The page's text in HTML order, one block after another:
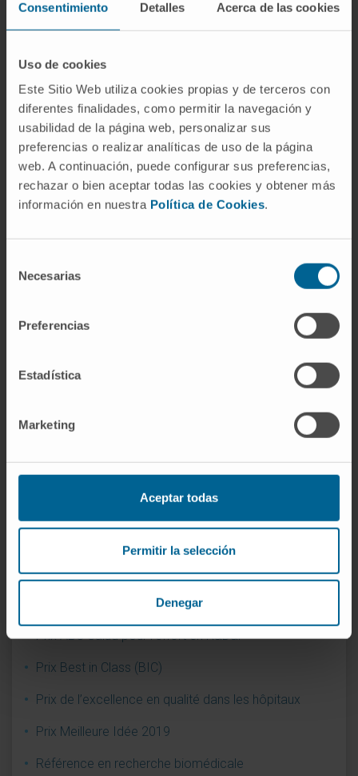
Consentimiento Detalles Acerca de las cookies
Uso de cookies
Este Sitio Web utiliza cookies propias y de terceros con
diferentes finalidades, como permitir la navegación y
usabilidad de la página web, personalizar sus
preferencias o realizar analíticas de uso de la página
web. A continuación, puede configurar sus preferencias,
rechazar o bien aceptar todas las cookies y obtener más
información en nuestra Política de Cookies.
Necesarias
Preferencias
Estadística
Marketing
Aceptar todas
Permitir la selección
Denegar
Accréditation AEMED – Laboratoire de
Accréditation en tant que Centre d’Excellence dans le
Traitement de l’Obésité
Accréditation en tant que Centre d’Excellence en
Chirurgie de l’obésité
Centre d’Excellence dans l’intégration de l’Oncologie
et des Soins Palliatifs
Contribution au leadership réputationnel
Engagement social pendant la pandémie de
Hôpital privé d’Espagne jouissant de la meilleure
Joint Commission International
GMP
MERCO Talento
Monitor Empresarial de Reputación Corporative
Prix ABC Salud pour l’effort en R&D&i
Prix Best in Class (BIC)
Prix de l’excellence en qualité dans les hôpitaux
Prix Meilleure Idée 2019
Référence en recherche biomédicale